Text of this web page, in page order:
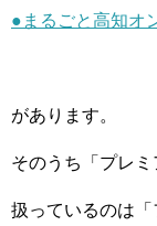
●まるごと高知オ
があります。
そのうち「プレ
扱っているのは「